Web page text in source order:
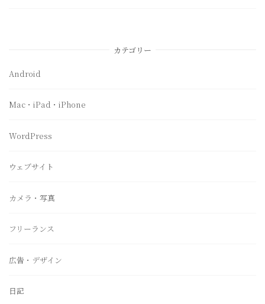
カテゴリー
Android
Mac・iPad・iPhone
WordPress
ウェブサイト
カメラ・写真
フリーランス
広告・デザイン
日記